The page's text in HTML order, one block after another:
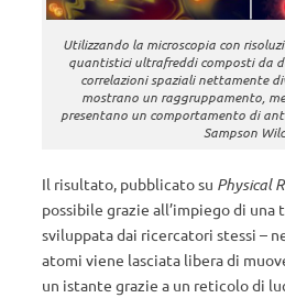
Utilizzando la microscopia con
quantistici ultrafreddi composti da
correlazioni spaziali nettamente
mostrano un raggruppamento,
presentano un comportamento di
Sampson
Il risultato, pubblicato su Physical
possibile grazie all’impiego di una
sviluppata dai ricercatori stessi –
atomi viene lasciata libera di
un istante grazie a un reticolo di